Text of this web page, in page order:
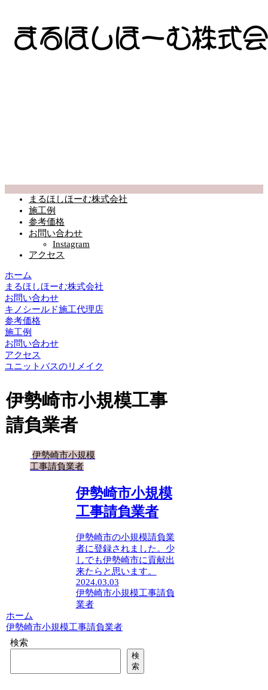
まるほしほーむ株式会社
施工例
参考価格
お問い合わせ
Instagram
アクセス
ホーム
まるほしほーむ株式会社
お問い合わせ
キノシールド施工代理店
参考価格
施工例
お問い合わせ
アクセス
ユニットバスのリメイク
伊勢崎市小規模工事
請負業者
伊勢崎市小規模
工事請負業者
伊勢崎市小規模
工事請負業者
伊勢崎市の小規模請負業
者に登録されました。少
しでも伊勢崎市に貢献出
来たらと思います。
2024.03.03
伊勢崎市小規模工事請負
業者
ホーム
伊勢崎市小規模工事請負業者
検索
検
索